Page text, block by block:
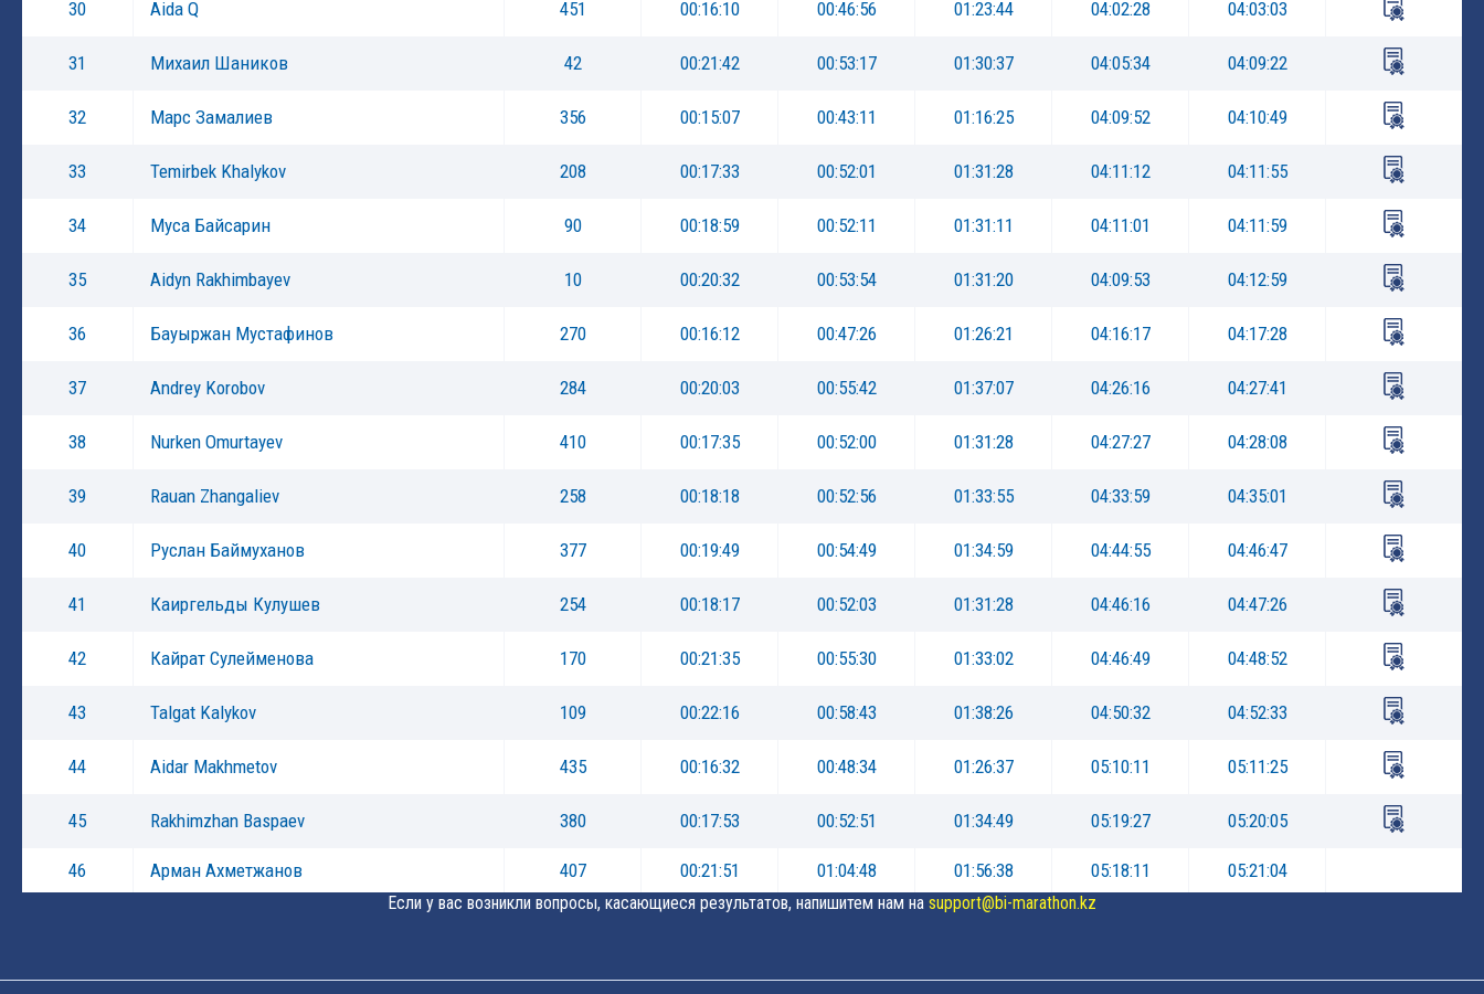
30 Aida Q 451 00:16:10 00:46:56 01:23:44 04:02:28 04:03:03
31 Михаил Шаников 42 00:21:42 00:53:17 01:30:37 04:05:34 04:09:22
32 Марс Замалиев 356 00:15:07 00:43:11 01:16:25 04:09:52 04:10:49
33 Temirbek Khalykov 208 00:17:33 00:52:01 01:31:28 04:11:12 04:11:55
34 Mуса Байсарин 90 00:18:59 00:52:11 01:31:11 04:11:01 04:11:59
35 Aidyn Rakhimbayev 10 00:20:32 00:53:54 01:31:20 04:09:53 04:12:59
36 Бауыржан Мустафинов 270 00:16:12 00:47:26 01:26:21 04:16:17 04:17:28
37 Andrey Korobov 284 00:20:03 00:55:42 01:37:07 04:26:16 04:27:41
38 Nurken Omurtayev 410 00:17:35 00:52:00 01:31:28 04:27:27 04:28:08
39 Rauan Zhangaliev 258 00:18:18 00:52:56 01:33:55 04:33:59 04:35:01
40 Руслан Баймуханов 377 00:19:49 00:54:49 01:34:59 04:44:55 04:46:47
41 Каиргельды Кулушев 254 00:18:17 00:52:03 01:31:28 04:46:16 04:47:26
42 Кайрат Сулейменова 170 00:21:35 00:55:30 01:33:02 04:46:49 04:48:52
43 Talgat Kalykov 109 00:22:16 00:58:43 01:38:26 04:50:32 04:52:33
44 Aidar Makhmetov 435 00:16:32 00:48:34 01:26:37 05:10:11 05:11:25
45 Rakhimzhan Baspaev 380 00:17:53 00:52:51 01:34:49 05:19:27 05:20:05
46 Арман Ахметжанов 407 00:21:51 01:04:48 01:56:38 05:18:11 05:21:04
Если у вас возникли вопросы, касающиеся результатов, напишитем нам на support@bi-marathon.kz